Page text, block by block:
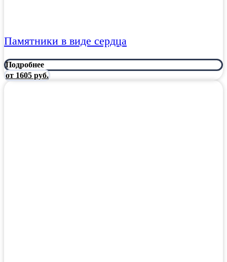
Памятники в виде сердца
Подробнее
от 1605 руб.